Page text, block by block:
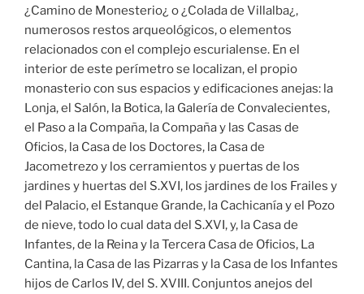
¿Camino de Monesterio¿ o ¿Colada de Villalba¿,
numerosos restos arqueológicos, o elementos
relacionados con el complejo escurialense. En el
interior de este perímetro se localizan, el propio
monasterio con sus espacios y edificaciones anejas: la
Lonja, el Salón, la Botica, la Galería de Convalecientes,
el Paso a la Compaña, la Compaña y las Casas de
Oficios, la Casa de los Doctores, la Casa de
Jacometrezo y los cerramientos y puertas de los
jardines y huertas del S.XVI, los jardines de los Frailes y
del Palacio, el Estanque Grande, la Cachicanía y el Pozo
de nieve, todo lo cual data del S.XVI, y, la Casa de
Infantes, de la Reina y la Tercera Casa de Oficios, La
Cantina, la Casa de las Pizarras y la Casa de los Infantes
hijos de Carlos IV, del S. XVIII. Conjuntos anejos del